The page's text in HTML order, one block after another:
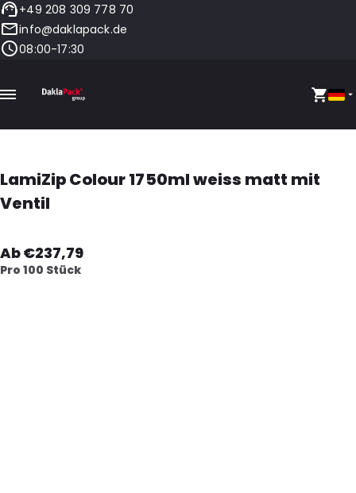
+49 208 309 778 70
info@daklapack.de
08:00-17:30
LamiZip Colour 1750ml weiss matt mit
Ventil
Ab €237,79
Pro 100 Stück